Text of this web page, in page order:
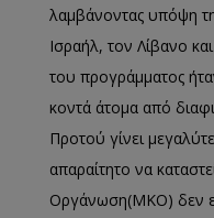
λαμβάνοντας υπόψη
Ισραήλ, τον Λίβανο
του προγράμματος
κοντά άτομα από
Προτού γίνει
απαραίτητο να
Οργάνωση(MKO) δεν